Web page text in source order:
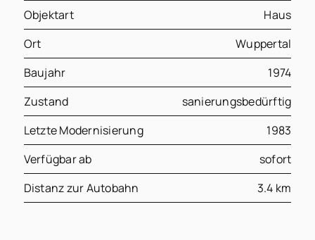
Objektart
Haus
Ort
Wuppertal
Baujahr
1974
Zustand
sanierungsbedürftig
Letzte Modernisierung
1983
Verfügbar ab
sofort
Distanz zur Autobahn
3.4 km